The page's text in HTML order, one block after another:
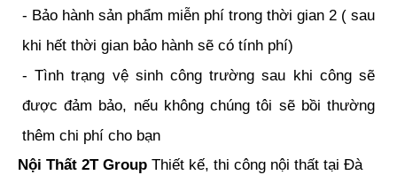
- Bảo hành sản phẩm miễn phí trong thời gian 2 ( sau
khi hết thời gian bảo hành sẽ có tính phí)
- Tình trạng vệ sinh công trường sau khi công sẽ
được đảm bảo, nếu không chúng tôi sẽ bồi thường
thêm chi phí cho bạn
Nội Thất 2T Group Thiết kế, thi công nội thất tại Đà